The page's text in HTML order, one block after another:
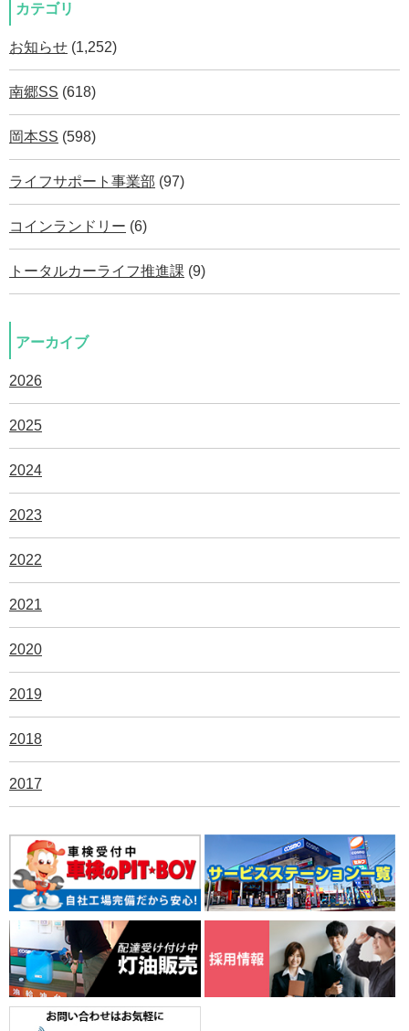
カテゴリ
お知らせ (1,252)
南郷SS (618)
岡本SS (598)
ライフサポート事業部 (97)
コインランドリー (6)
トータルカーライフ推進課 (9)
アーカイブ
2026
2025
2024
2023
2022
2021
2020
2019
2018
2017